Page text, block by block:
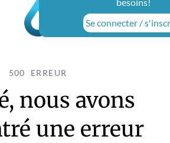
Se connecter /
500 ERREUR
nous avons
une erreur